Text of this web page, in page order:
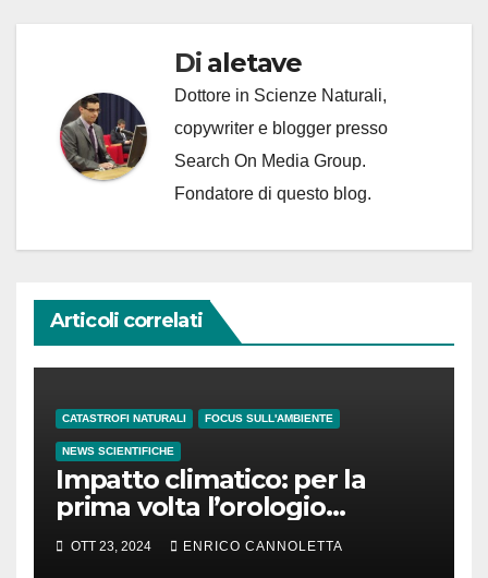
Di aletave
Dottore in Scienze Naturali,
copywriter e blogger presso
Search On Media Group.
Fondatore di questo blog.
Articoli correlati
CATASTROFI NATURALI FOCUS SULL'AMBIENTE
NEWS SCIENTIFICHE
Impatto climatico: per la
prima volta l’orologio
standard potrebbe essere
ritardato di 1″
OTT 23, 2024 ENRICO CANNOLETTA